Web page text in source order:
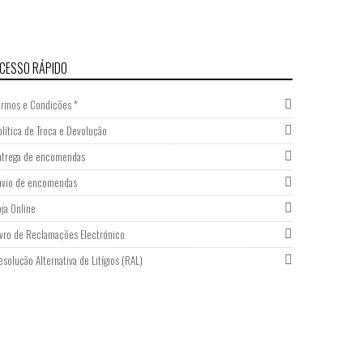
RÁPIDO
e Condições *
de Troca e Devolução
de encomendas
de encomendas
Online
de Reclamações Electrónico
Alternativa de Litígios (RAL)